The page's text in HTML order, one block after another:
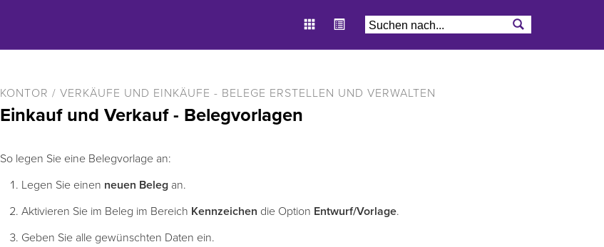
KONTOR / VERKÄUFE UND EINKÄUFE - BELEGE ERSTELLEN UND VERWALTEN
Einkauf und Verkauf - Belegvorlagen
So legen Sie eine Belegvorlage an:
Legen Sie einen neuen Beleg an.
Aktivieren Sie im Beleg im Bereich Kennzeichen die Option Entwurf/Vorlage.
Geben Sie alle gewünschten Daten ein.